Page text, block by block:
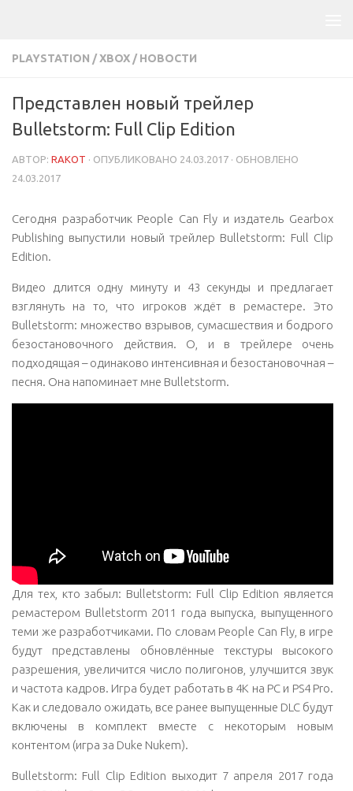
PLAYSTATION /XBOX / НОВОСТИ
Представлен новый трейлер
Bulletstorm: Full Clip Edition
АВТОР: RAKOT · ОПУБЛИКОВАНО 24.03.2017 · ОБНОВЛЕНО
24.03.2017
Сегодня разработчик People Can Fly и издатель Gearbox
Publishing выпустили новый трейлер Bulletstorm: Full Clip
Edition.
Видео длится одну минуту и ​​43 секунды и предлагает
взглянуть на то, что игроков ждёт в ремастере. Это
Bulletstorm: множество взрывов, сумасшествия и бодрого
безостановочного действия. О, и в трейлере очень
подходящая – одинаково интенсивная и безостановочная –
песня. Она напоминает мне Bulletstorm.
Для тех, кто забыл: Bulletstorm: Full Clip Edition является
ремастером Bulletstorm 2011 года выпуска, выпущенного
теми же разработчиками. По словам People Can Fly, в игре
будут представлены обновлённые текстуры высокого
разрешения, увеличится число полигонов, улучшится звук
и частота кадров. Игра будет работать в 4K на PC и PS4 Pro.
Как и следовало ожидать, все ранее выпущенные DLC будут
включены в комплект вместе с некоторым новым
контентом (игра за Duke Nukem).
Bulletstorm: Full Clip Edition выходит 7 апреля 2017 года